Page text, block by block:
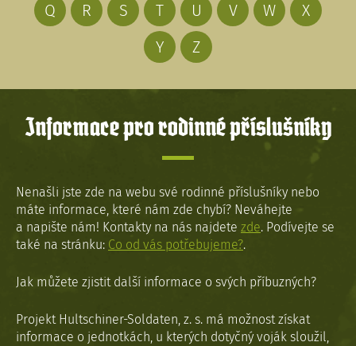
Q
R S T U V W
X
Y
Z
Informace pro rodinné příslušníky
Nenašli jste zde na webu své rodinné příslušníky nebo
máte informace, které nám zde chybí? Neváhejte
a napište nám! Kontakty na nás najdete zde. Podívejte se
také na stránku: Co od vás potřebujeme?.
Jak můžete zjistit další informace o svých příbuzných?
Projekt Hultschiner-Soldaten, z. s. má možnost získat
informace o jednotkách, u kterých dotyčný voják sloužil,